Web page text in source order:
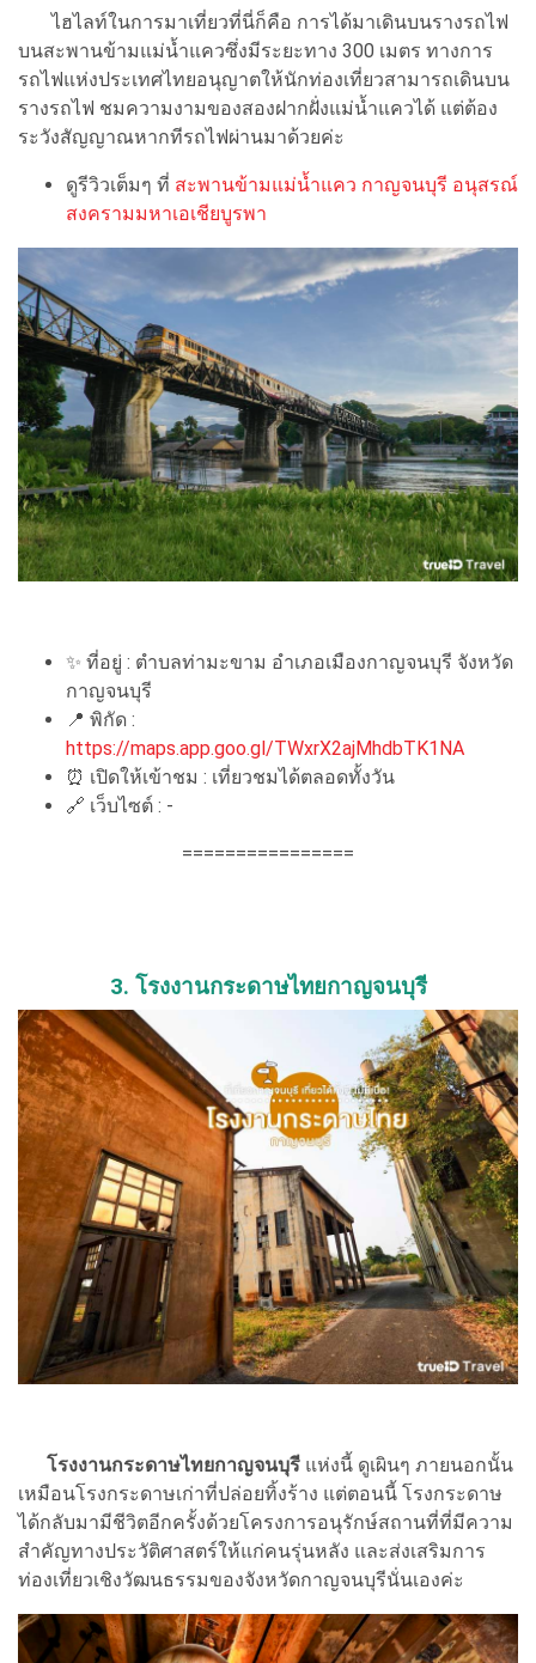
ไฮไลท์ในการมาเที่ยวที่นี่ก็คือ การได้มาเดินบนรางรถไฟ
บนสะพานข้ามแม่น้ำแควซึ่งมีระยะทาง 300 เมตร ทางการ
รถไฟแห่งประเทศไทยอนุญาตให้นักท่องเที่ยวสามารถเดินบน
รางรถไฟ ชมความงามของสองฝากฝั่งแม่น้ำแควได้ แต่ต้อง
ระวังสัญญาณหากทีรถไฟผ่านมาด้วยค่ะ
ดูรีวิวเต็มๆ ที่ สะพานข้ามแม่น้ำแคว กาญจนบุรี อนุสรณ์
สงครามมหาเอเชียบูรพา
✨ ที่อยู่ : ตำบลท่ามะขาม อำเภอเมืองกาญจนบุรี จังหวัด
กาญจนบุรี
📍 พิกัด :
https://maps.app.goo.gl/TWxrX2ajMhdbTK1NA
⏰ เปิดให้เข้าชม : เที่ยวชมได้ตลอดทั้งวัน
🔗 เว็บไซต์ : -
================
3. โรงงานกระดาษไทยกาญจนบุรี
โรงงานกระดาษไทยกาญจนบุรี แห่งนี้ ดูเผินๆ ภายนอกนั้น
เหมือนโรงกระดาษเก่าที่ปล่อยทิ้งร้าง แต่ตอนนี้ โรงกระดาษ
ได้กลับมามีชีวิตอีกครั้งด้วยโครงการอนุรักษ์สถานที่ที่มีความ
สำคัญทางประวัติศาสตร์ให้แก่คนรุ่นหลัง และส่งเสริมการ
ท่องเที่ยวเชิงวัฒนธรรมของจังหวัดกาญจนบุรีนั่นเองค่ะ